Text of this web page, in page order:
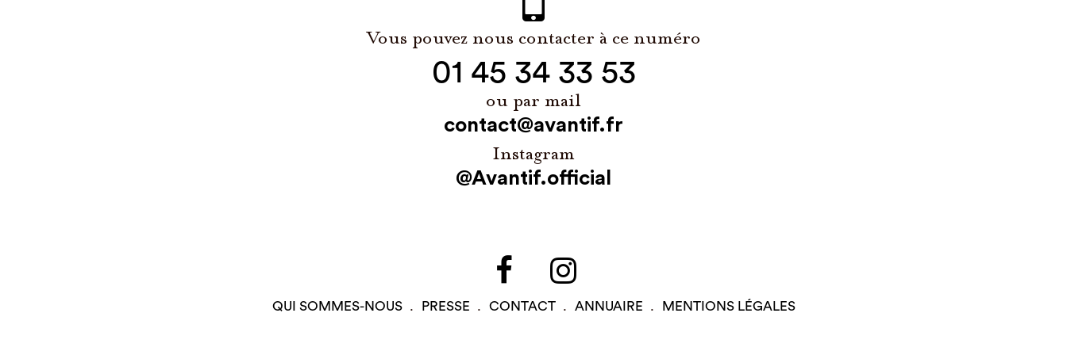
Vous pouvez nous contacter à ce numéro
01 45 34 33 53
ou par mail
contact@avantif.fr
Instagram
@Avantif.official
QUI SOMMES-NOUS PRESSE CONTACT ANNUAIRE MENTIONS LÉGALES